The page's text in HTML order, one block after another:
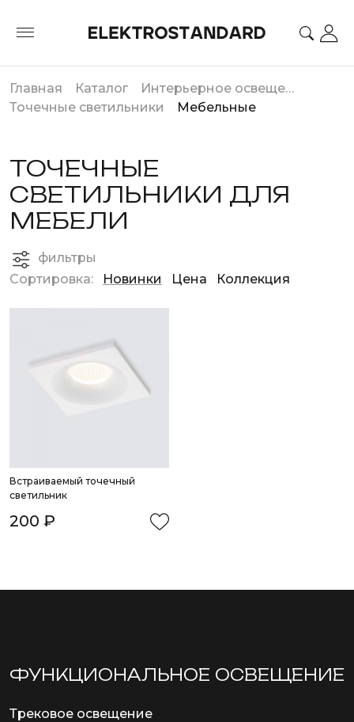
Главная Каталог
Интерьерное освещение
Точечные светильники
Мебельные
ТОЧЕЧНЫЕ
СВЕТИЛЬНИКИ ДЛЯ
МЕБЕЛИ
фильтры
Сортировка:
Новинки Цена Коллекция
Встраиваемый точечный
светильник
200 ₽
ФУНКЦИОНА­ЛЬНОЕ ОСВЕЩЕНИЕ
Трековое освещение